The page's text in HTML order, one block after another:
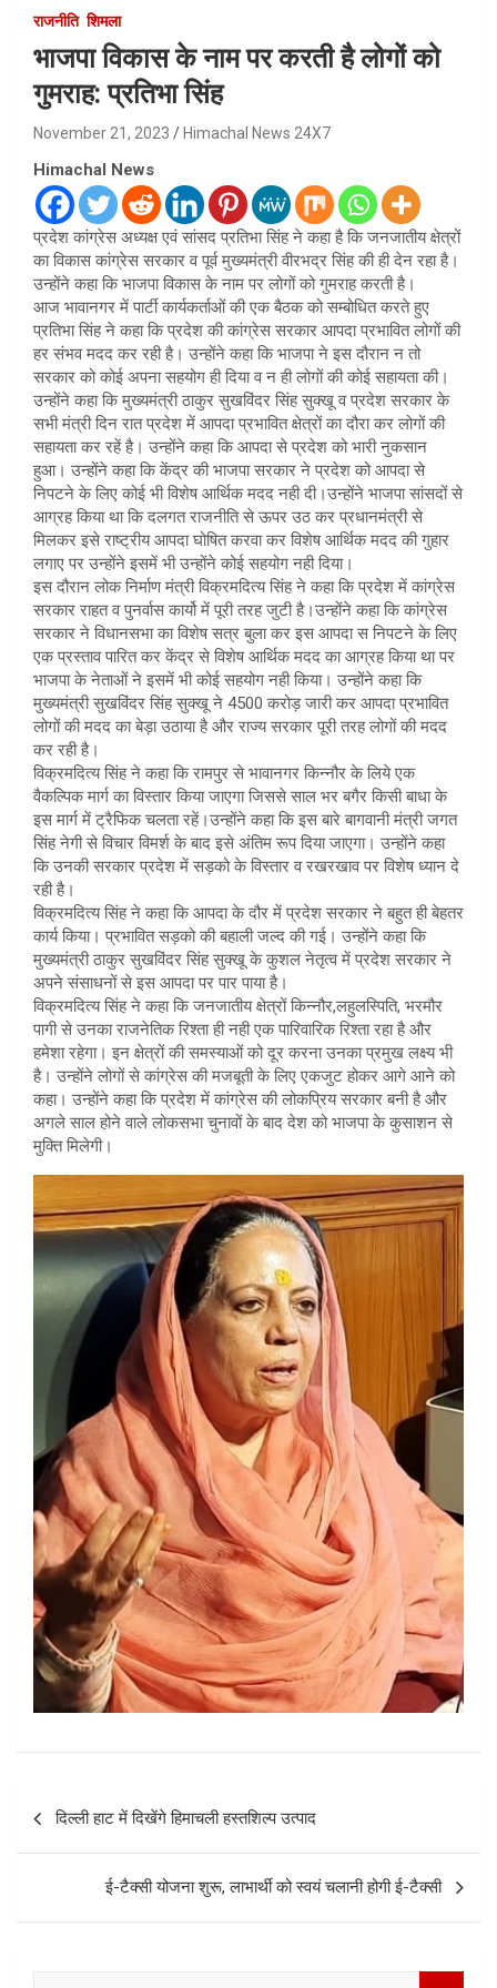
राजनीति शिमला
भाजपा विकास के नाम पर करती है लोगों को
गुमराह: प्रतिभा सिंह
November 21, 2023 Himachal News 24X7
Himachal News
प्रदेश कांग्रेस अध्यक्ष एवं सांसद प्रतिभा सिंह ने कहा है कि जनजातीय क्षेत्रों
का विकास कांग्रेस सरकार व पूर्व मुख्यमंत्री वीरभद्र सिंह की ही देन रहा है।
उन्होंने कहा कि भाजपा विकास के नाम पर लोगों को गुमराह करती है।
आज भावानगर में पार्टी कार्यकर्ताओं की एक बैठक को सम्बोधित करते हुए
प्रतिभा सिंह ने कहा कि प्रदेश की कांग्रेस सरकार आपदा प्रभावित लोगों की
हर संभव मदद कर रही है। उन्होंने कहा कि भाजपा ने इस दौरान न तो
सरकार को कोई अपना सहयोग ही दिया व न ही लोगों की कोई सहायता की।
उन्होंने कहा कि मुख्यमंत्री ठाकुर सुखविंदर सिंह सुक्खू व प्रदेश सरकार के
सभी मंत्री दिन रात प्रदेश में आपदा प्रभावित क्षेत्रों का दौरा कर लोगों की
सहायता कर रहें है। उन्होंने कहा कि आपदा से प्रदेश को भारी नुकसान
हुआ। उन्होंने कहा कि केंद्र की भाजपा सरकार ने प्रदेश को आपदा से
निपटने के लिए कोई भी विशेष आर्थिक मदद नही दी।उन्होंने भाजपा सांसदों से
आग्रह किया था कि दलगत राजनीति से ऊपर उठ कर प्रधानमंत्री से
मिलकर इसे राष्ट्रीय आपदा घोषित करवा कर विशेष आर्थिक मदद की गुहार
लगाए पर उन्होंने इसमें भी उन्होंने कोई सहयोग नही दिया।
इस दौरान लोक निर्माण मंत्री विक्रमदित्य सिंह ने कहा कि प्रदेश में कांग्रेस
सरकार राहत व पुनर्वास कार्यो में पूरी तरह जुटी है।उन्होंने कहा कि कांग्रेस
सरकार ने विधानसभा का विशेष सत्र बुला कर इस आपदा स निपटने के लिए
एक प्रस्ताव पारित कर केंद्र से विशेष आर्थिक मदद का आग्रह किया था पर
भाजपा के नेताओं ने इसमें भी कोई सहयोग नही किया। उन्होंने कहा कि
मुख्यमंत्री सुखविंदर सिंह सुक्खू ने 4500 करोड़ जारी कर आपदा प्रभावित
लोगों की मदद का बेड़ा उठाया है और राज्य सरकार पूरी तरह लोगों की मदद
कर रही है।
विक्रमदित्य सिंह ने कहा कि रामपुर से भावानगर किन्नौर के लिये एक
वैकल्पिक मार्ग का विस्तार किया जाएगा जिससे साल भर बगैर किसी बाधा के
इस मार्ग में ट्रैफिक चलता रहें।उन्होंने कहा कि इस बारे बागवानी मंत्री जगत
सिंह नेगी से विचार विमर्श के बाद इसे अंतिम रूप दिया जाएगा। उन्होंने कहा
कि उनकी सरकार प्रदेश में सड़को के विस्तार व रखरखाव पर विशेष ध्यान दे
रही है।
विक्रमदित्य सिंह ने कहा कि आपदा के दौर में प्रदेश सरकार ने बहुत ही बेहतर
कार्य किया। प्रभावित सड़को की बहाली जल्द की गई। उन्होंने कहा कि
मुख्यमंत्री ठाकुर सुखविंदर सिंह सुक्खू के कुशल नेतृत्व में प्रदेश सरकार ने
अपने संसाधनों से इस आपदा पर पार पाया है।
विक्रमदित्य सिंह ने कहा कि जनजातीय क्षेत्रों किन्नौर,लहुलस्पिति, भरमौर
पागी से उनका राजनेतिक रिश्ता ही नही एक पारिवारिक रिश्ता रहा है और
हमेशा रहेगा। इन क्षेत्रों की समस्याओं को दूर करना उनका प्रमुख लक्ष्य भी
है। उन्होंने लोगों से कांग्रेस की मजबूती के लिए एकजुट होकर आगे आने को
कहा। उन्होंने कहा कि प्रदेश में कांग्रेस की लोकप्रिय सरकार बनी है और
अगले साल होने वाले लोकसभा चुनावों के बाद देश को भाजपा के कुसाशन से
मुक्ति मिलेगी।
Post
दिल्ली हाट में दिखेंगे हिमाचली हस्तशिल्प उत्पाद
ई-टैक्सी योजना शुरू, लाभार्थी को स्वयं चलानी होगी ई-टैक्सी